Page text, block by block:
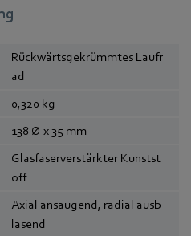
Rückwärtsgekrümmtes Laufr
ad
0,320 kg
138 Ø x 35 mm
Glasfaserverstärkter Kunstst
off
Axial ansaugend, radial ausb
lasend